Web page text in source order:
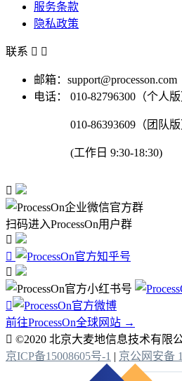
服务条款
隐私政策
联系  
邮箱：support@processon.com
电话：
010-82796300（个人版
010-86393609（团队版
(工作日 9:30-18:30)

扫码进入ProcessOn用户群




前往ProcessOn全球网站 →
 ©2020 北京大麦地信息技术有限
京ICP备15008605号-1 | 京公网安备